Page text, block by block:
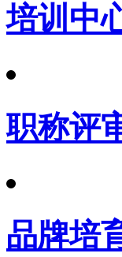
培训中
职称评
品牌培